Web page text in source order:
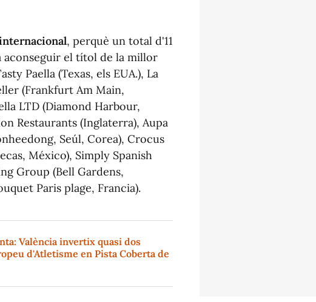
, perquè un total d'11
aconseguir el títol de la millor
Paella (Texas, els EUA.), La
(Frankfurt Am Main,
LTD (Diamond Harbour,
Restaurants (Inglaterra), Aupa
Seúl, Corea), Crocus
México), Simply Spanish
Group (Bell Gardens,
Paris plage, Francia).
València invertix quasi dos
d'Atletisme en Pista Coberta de